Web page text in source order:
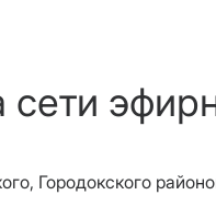
сети
Городокского